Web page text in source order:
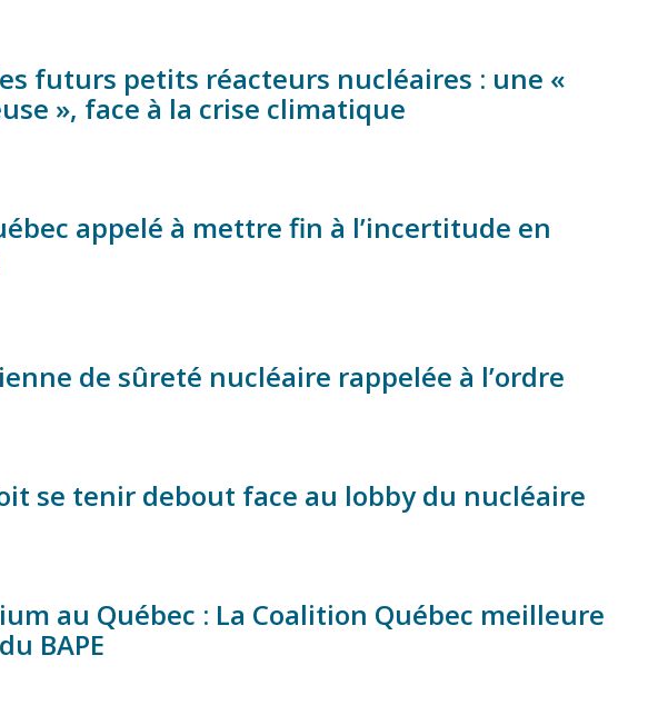
futurs petits réacteurs nucléaires : une «
», face à la crise climatique
appelé à mettre fin à l’incertitude en
de sûreté nucléaire rappelée à l’ordre
se tenir debout face au lobby du nucléaire
au Québec : La Coalition Québec meilleure
BAPE